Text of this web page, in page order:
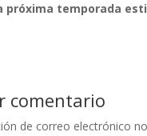
próxima temporada
comentario
de correo electrónico